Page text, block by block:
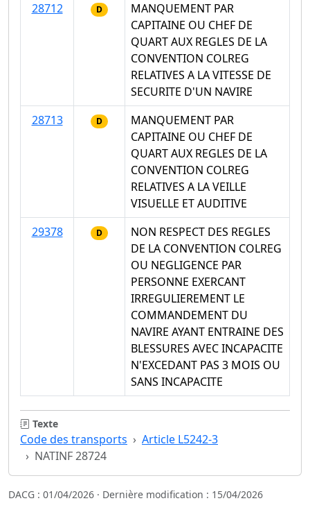
28712
D
MANQUEMENT PAR
CAPITAINE OU CHEF DE
QUART AUX REGLES DE LA
CONVENTION COLREG
RELATIVES A LA VITESSE DE
SECURITE D'UN NAVIRE
28713
D
MANQUEMENT PAR
CAPITAINE OU CHEF DE
QUART AUX REGLES DE LA
CONVENTION COLREG
RELATIVES A LA VEILLE
VISUELLE ET AUDITIVE
29378
D
NON RESPECT DES REGLES
DE LA CONVENTION COLREG
OU NEGLIGENCE PAR
PERSONNE EXERCANT
IRREGULIEREMENT LE
COMMANDEMENT DU
NAVIRE AYANT ENTRAINE DES
BLESSURES AVEC INCAPACITE
N'EXCEDANT PAS 3 MOIS OU
SANS INCAPACITE
Texte
Code des transports
Article L5242-3
NATINF 28724
DACG : 01/04/2026 · Dernière modification : 15/04/2026